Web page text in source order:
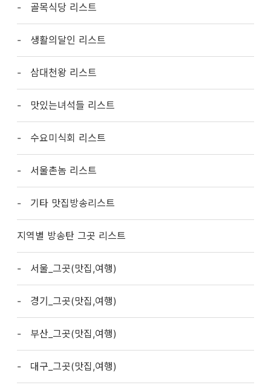
골목식당 리스트
생활의달인 리스트
삼대천왕 리스트
맛있는녀석들 리스트
수요미식회 리스트
서울촌놈 리스트
기타 맛집방송리스트
지역별 방송탄 그곳 리스트
서울_그곳(맛집,여행)
경기_그곳(맛집,여행)
부산_그곳(맛집,여행)
대구_그곳(맛집,여행)